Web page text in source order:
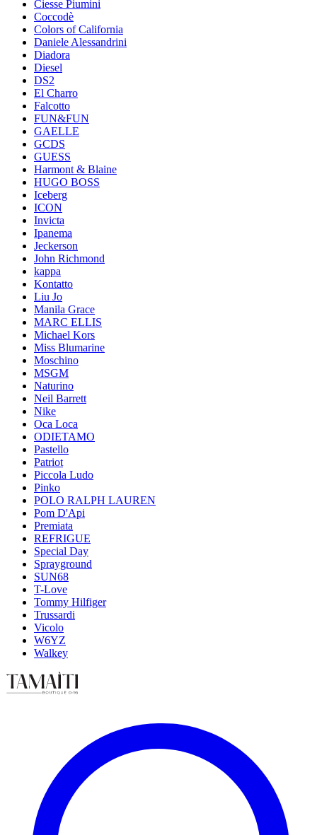
Ciesse Piumini
Coccodè
Colors of California
Daniele Alessandrini
Diadora
Diesel
DS2
El Charro
Falcotto
FUN&FUN
GAELLE
GCDS
GUESS
Harmont & Blaine
HUGO BOSS
Iceberg
ICON
Invicta
Ipanema
Jeckerson
John Richmond
kappa
Kontatto
Liu Jo
Manila Grace
MARC ELLIS
Michael Kors
Miss Blumarine
Moschino
MSGM
Naturino
Neil Barrett
Nike
Oca Loca
ODIETAMO
Pastello
Patriot
Piccola Ludo
Pinko
POLO RALPH LAUREN
Pom D'Api
Premiata
REFRIGUE
Special Day
Sprayground
SUN68
T-Love
Tommy Hilfiger
Trussardi
Vicolo
W6YZ
Walkey